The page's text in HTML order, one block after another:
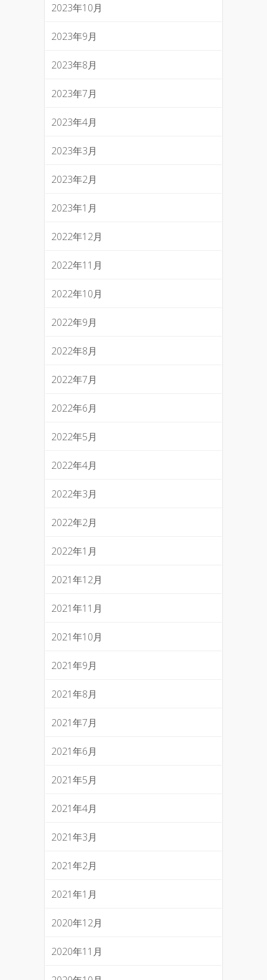
2023年10月
2023年9月
2023年8月
2023年7月
2023年4月
2023年3月
2023年2月
2023年1月
2022年12月
2022年11月
2022年10月
2022年9月
2022年8月
2022年7月
2022年6月
2022年5月
2022年4月
2022年3月
2022年2月
2022年1月
2021年12月
2021年11月
2021年10月
2021年9月
2021年8月
2021年7月
2021年6月
2021年5月
2021年4月
2021年3月
2021年2月
2021年1月
2020年12月
2020年11月